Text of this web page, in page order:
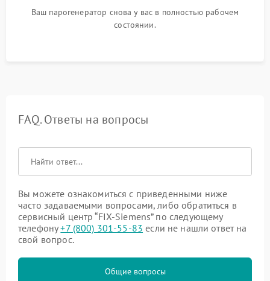
Ваш парогенератор снова у вас в полностью рабочем
состоянии.
FAQ. Ответы на вопросы
Вы можете ознакомиться с приведенными ниже
часто задаваемыми вопросами, либо обратиться в
сервисный центр “FIX-Siemens” по следующему
телефону+7 (800) 301-55-83 если не нашли ответ на
свой вопрос.
Общие вопросы